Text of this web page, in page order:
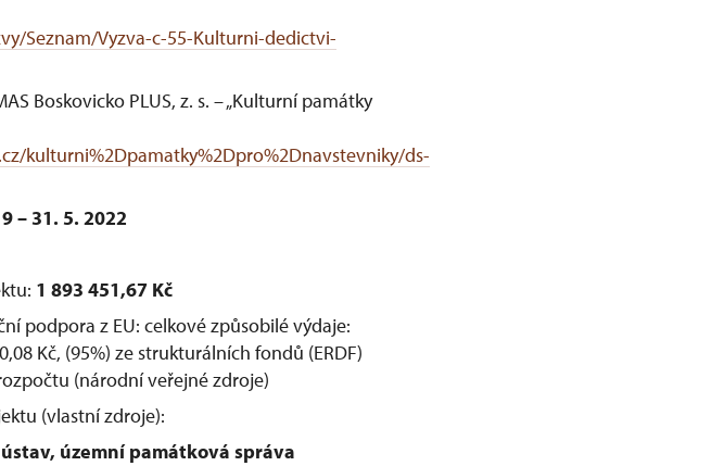
Seznam/Vyzva-c-55-Kulturni-dedictvi-
Boskovicko PLUS, z. s. – „Kulturní památky
kulturni%2Dpamatky%2Dpro%2Dnavstevniky/ds-
–31. 5. 2022
1 893 451,67 Kč
podpora z EU: celkové způsobilé výdaje:
Kč, (95%) ze strukturálních fondů (ERDF)
(národní veřejné zdroje)
(vlastní zdroje):
územní památková správa